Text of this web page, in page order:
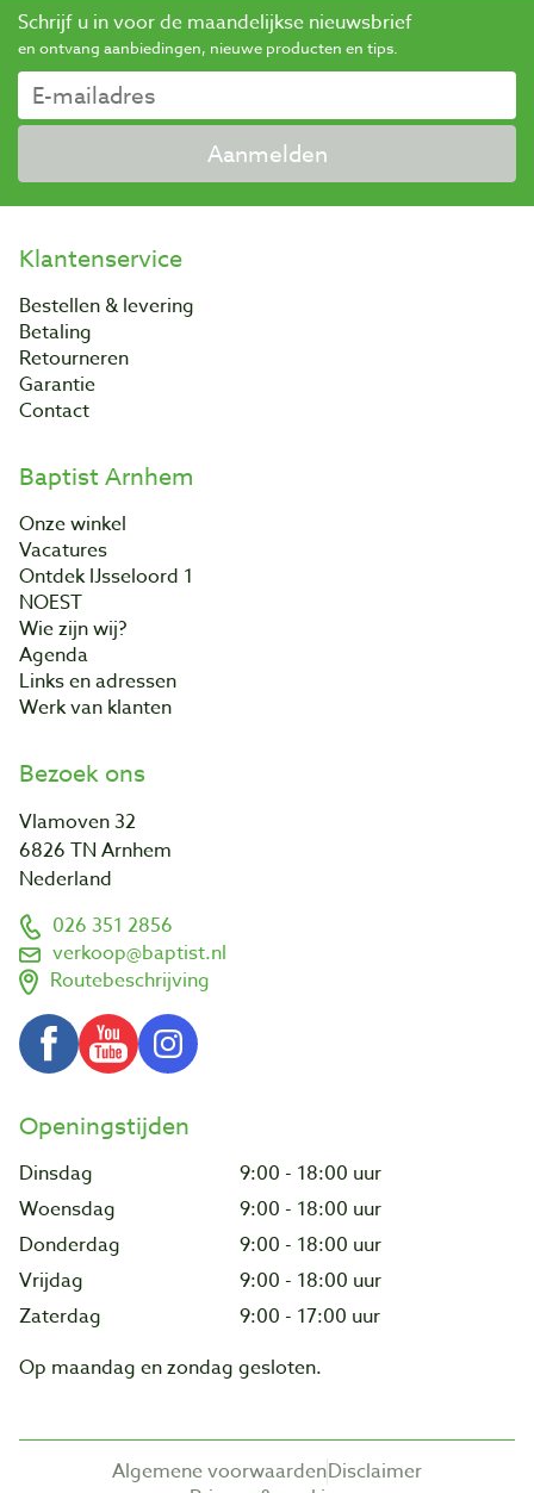
Schrijf u in voor de maandelijkse nieuwsbrief
en ontvang aanbiedingen, nieuwe producten en tips.
Aanmelden
Klantenservice
Bestellen & levering
Betaling
Retourneren
Garantie
Contact
Baptist Arnhem
Onze winkel
Vacatures
Ontdek IJsseloord 1
NOEST
Wie zijn wij?
Agenda
Links en adressen
Werk van klanten
Bezoek ons
Vlamoven 32
6826 TN Arnhem
Nederland
026 351 2856
verkoop@baptist.nl
Routebeschrijving
Openingstijden
Dinsdag
9:00 - 18:00 uur
Woensdag
9:00 - 18:00 uur
Donderdag
9:00 - 18:00 uur
Vrijdag
9:00 - 18:00 uur
Zaterdag
9:00 - 17:00 uur
Op maandag en zondag gesloten.
Algemene voorwaardenDisclaimer